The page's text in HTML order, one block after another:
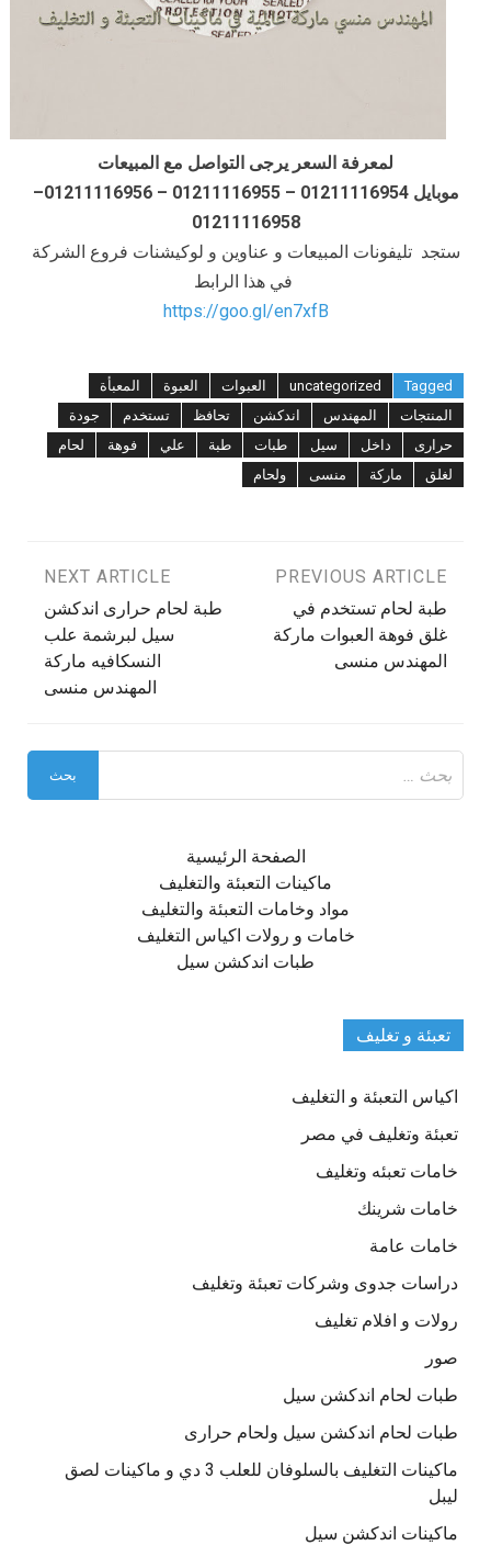
لمعرفة السعر يرجى التواصل مع المبيعات
موبايل 01211116954 – 01211116955 – 01211116956–
01211116958
ستجد تليفونات المبيعات و عناوين و لوكيشنات فروع الشركة
في هذا الرابط
https://goo.gl/en7xfB
Tagged
uncategorized العبوات العبوة
المعبأة
المنتجات
المهندس اندكشن تحافظ تستخدم
جودة
حرارى
داخل سيل طبات طبة علي فوهة
لحام
لغلق
ماركة منسى ولحام
تصفّح
المقالات
PREVIOUS ARTICLE
طبة لحام تستخدم في
غلق فوهة العبوات ماركة
المهندس منسى
NEXT ARTICLE
طبة لحام حرارى اندكشن
سيل لبرشمة علب
النسكافيه ماركة
المهندس منسى
عن:
الصفحة الرئيسية
ماكينات التعبئة والتغليف
مواد وخامات التعبئة والتغليف
خامات و رولات اكياس التغليف
طبات اندكشن سيل
تعبئة و تغليف
اكياس التعبئة و التغليف
تعبئة وتغليف في مصر
خامات تعبئه وتغليف
خامات شرينك
خامات عامة
دراسات جدوى وشركات تعبئة وتغليف
رولات و افلام تغليف
صور
طبات لحام اندكشن سيل
طبات لحام اندكشن سيل ولحام حرارى
ماكينات التغليف بالسلوفان للعلب 3 دي و ماكينات لصق
ليبل
ماكينات اندكشن سيل